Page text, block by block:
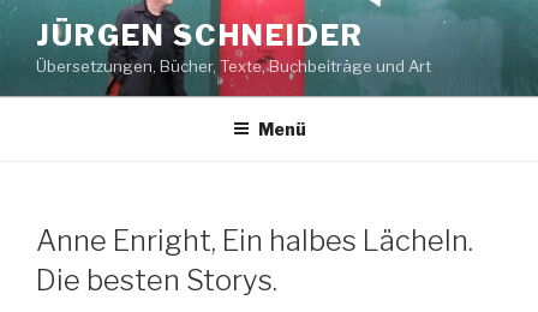
Zum
Inhalt
springen
JÜRGEN SCHNEIDER
Übersetzungen, Bücher, Texte, Buchbeiträge und Art
Menü
Anne Enright, Ein halbes Lächeln.
Die besten Storys.